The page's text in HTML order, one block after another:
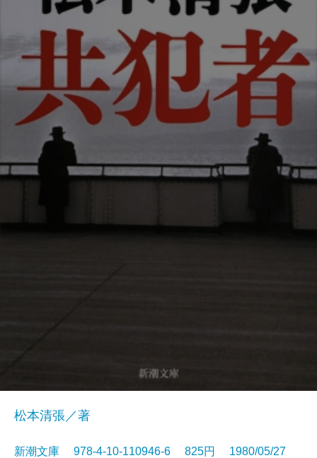
松本清張／著
新潮文庫 978-4-10-110946-6 825円 1980/05/27